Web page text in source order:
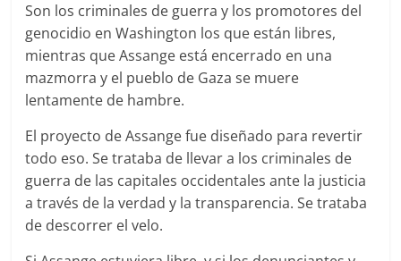
Son los criminales de guerra y los promotores del
genocidio en Washington los que están libres,
mientras que Assange está encerrado en una
mazmorra y el pueblo de Gaza se muere
lentamente de hambre.
El proyecto de Assange fue diseñado para revertir
todo eso. Se trataba de llevar a los criminales de
guerra de las capitales occidentales ante la justicia
a través de la verdad y la transparencia. Se trataba
de descorrer el velo.